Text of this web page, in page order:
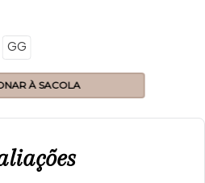
GG
À SACOLA